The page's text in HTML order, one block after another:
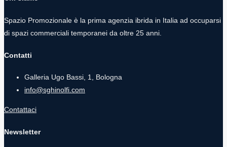
Spazio Promozionale è la prima agenzia ibrida in Italia ad occuparsi
di spazi commerciali temporanei da oltre 25 anni.
Contatti
Galleria Ugo Bassi, 1, Bologna
info@sghinolfi.com
Contattaci
Newsletter